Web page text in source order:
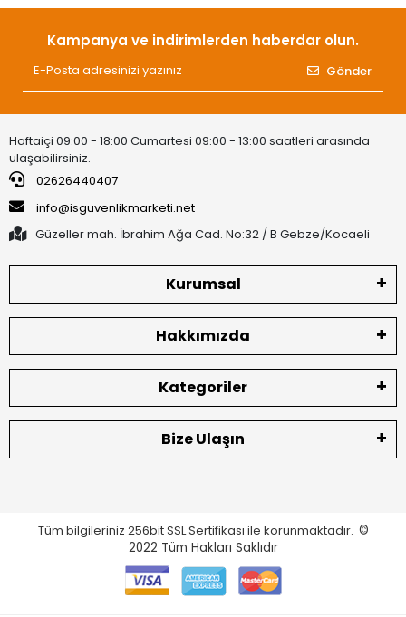
Kampanya ve indirimlerden haberdar olun.
Gönder
Haftaiçi 09:00 - 18:00 Cumartesi 09:00 - 13:00 saatleri arasında
ulaşabilirsiniz.
02626440407
info@isguvenlikmarketi.net
Güzeller mah. İbrahim Ağa Cad. No:32 / B Gebze/Kocaeli
Kurumsal
Hakkımızda
Kategoriler
Bize Ulaşın
Tüm bilgileriniz 256bit SSL Sertifikası ile korunmaktadır. ©
2022 Tüm Hakları Saklıdır